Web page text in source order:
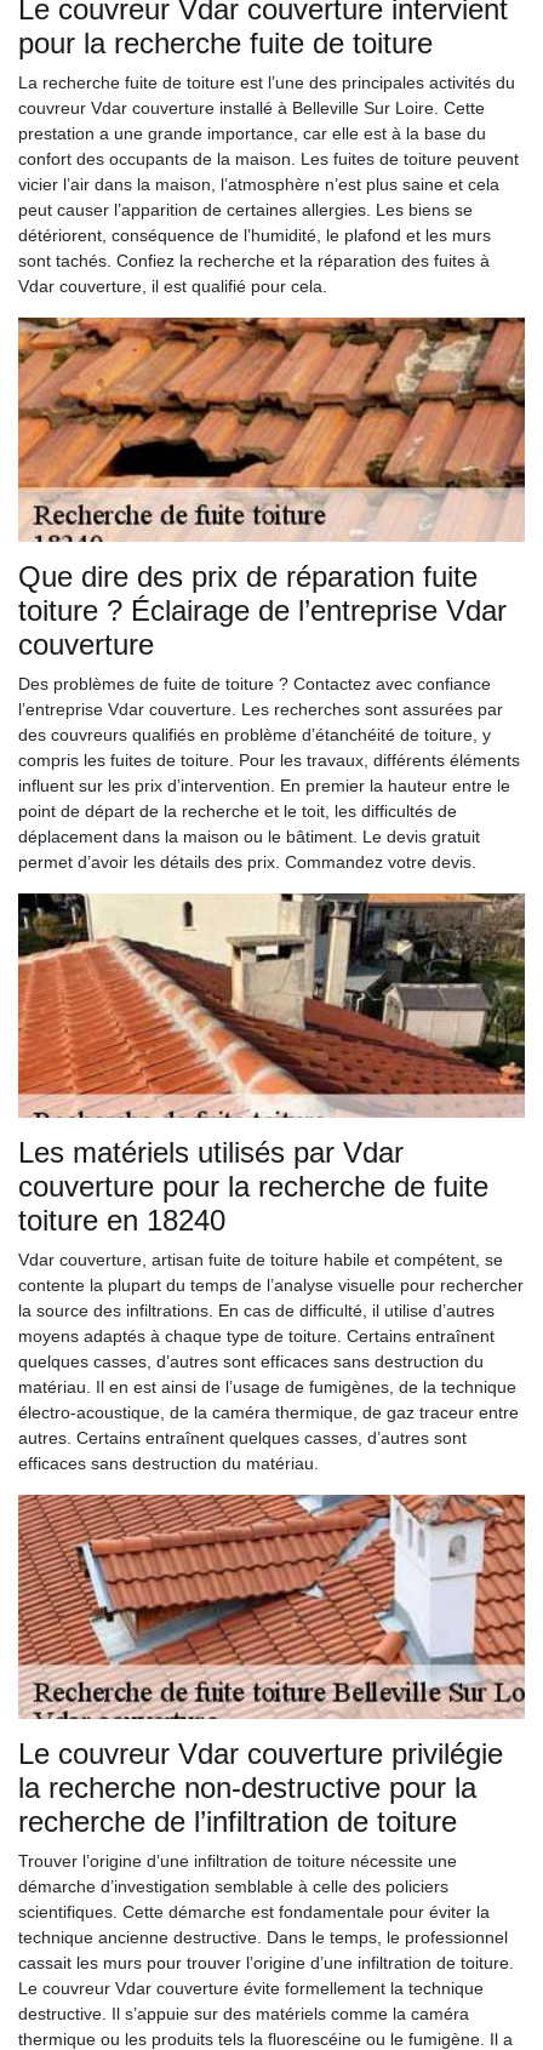
Le couvreur Vdar couverture intervient
pour la recherche fuite de toiture
La recherche fuite de toiture est l’une des principales activités du
couvreur Vdar couverture installé à Belleville Sur Loire. Cette
prestation a une grande importance, car elle est à la base du
confort des occupants de la maison. Les fuites de toiture peuvent
vicier l’air dans la maison, l’atmosphère n’est plus saine et cela
peut causer l’apparition de certaines allergies. Les biens se
détériorent, conséquence de l’humidité, le plafond et les murs
sont tachés. Confiez la recherche et la réparation des fuites à
Vdar couverture, il est qualifié pour cela.
Que dire des prix de réparation fuite
toiture ? Éclairage de l’entreprise Vdar
couverture
Des problèmes de fuite de toiture ? Contactez avec confiance
l’entreprise Vdar couverture. Les recherches sont assurées par
des couvreurs qualifiés en problème d’étanchéité de toiture, y
compris les fuites de toiture. Pour les travaux, différents éléments
influent sur les prix d’intervention. En premier la hauteur entre le
point de départ de la recherche et le toit, les difficultés de
déplacement dans la maison ou le bâtiment. Le devis gratuit
permet d’avoir les détails des prix. Commandez votre devis.
Les matériels utilisés par Vdar
couverture pour la recherche de fuite
toiture en 18240
Vdar couverture, artisan fuite de toiture habile et compétent, se
contente la plupart du temps de l’analyse visuelle pour rechercher
la source des infiltrations. En cas de difficulté, il utilise d’autres
moyens adaptés à chaque type de toiture. Certains entraînent
quelques casses, d’autres sont efficaces sans destruction du
matériau. Il en est ainsi de l’usage de fumigènes, de la technique
électro-acoustique, de la caméra thermique, de gaz traceur entre
autres. Certains entraînent quelques casses, d’autres sont
efficaces sans destruction du matériau.
Le couvreur Vdar couverture privilégie
la recherche non-destructive pour la
recherche de l’infiltration de toiture
Trouver l’origine d’une infiltration de toiture nécessite une
démarche d’investigation semblable à celle des policiers
scientifiques. Cette démarche est fondamentale pour éviter la
technique ancienne destructive. Dans le temps, le professionnel
cassait les murs pour trouver l’origine d’une infiltration de toiture.
Le couvreur Vdar couverture évite formellement la technique
destructive. Il s’appuie sur des matériels comme la caméra
thermique ou les produits tels la fluorescéine ou le fumigène. Il a